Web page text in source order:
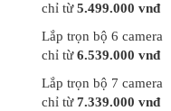
chỉ từ5.499.000 vnđ
Lắp trọn bộ 6 camera
chỉ từ6.539.000 vnđ
Lắp trọn bộ 7 camera
chỉ từ7.339.000 vnđ